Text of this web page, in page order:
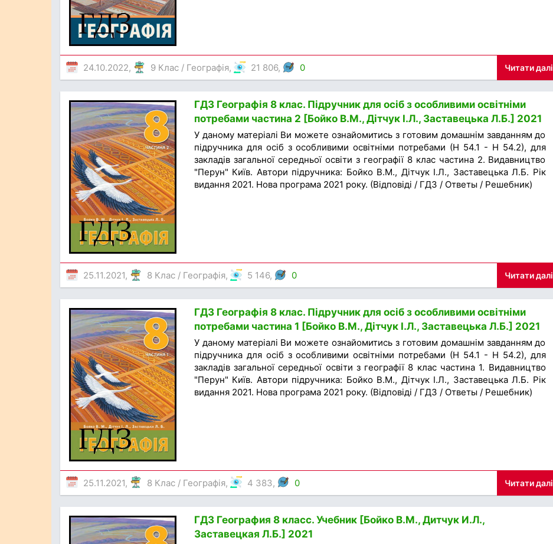
24.10.2022, 9 Клас / Географія, 21 806, 0 Читати далі
ГДЗ Географія 8 клас. Підручник для осіб з особливими освітніми
потребами частина 2 [Бойко В.М., Дітчук І.Л., Заставецька Л.Б.] 2021
У даному матеріалі Ви можете ознайомитись з готовим домашнім завданням до
підручника для осіб з особливими освітніми потребами (Н 54.1 - Н 54.2), для
закладів загальної середньої освіти з географії 8 клас частина 2. Видавництво
"Перун" Київ. Автори підручника: Бойко В.М., Дітчук І.Л., Заставецька Л.Б. Рік
видання 2021. Нова програма 2021 року. (Відповіді / ГДЗ / Ответы / Решебник)
25.11.2021, 8 Клас / Географія, 5 146, 0 Читати далі
ГДЗ Географія 8 клас. Підручник для осіб з особливими освітніми
потребами частина 1 [Бойко В.М., Дітчук І.Л., Заставецька Л.Б.] 2021
У даному матеріалі Ви можете ознайомитись з готовим домашнім завданням до
підручника для осіб з особливими освітніми потребами (Н 54.1 - Н 54.2), для
закладів загальної середньої освіти з географії 8 клас частина 1. Видавництво
"Перун" Київ. Автори підручника: Бойко В.М., Дітчук І.Л., Заставецька Л.Б. Рік
видання 2021. Нова програма 2021 року. (Відповіді / ГДЗ / Ответы / Решебник)
25.11.2021, 8 Клас / Географія, 4 383, 0 Читати далі
ГДЗ География 8 класс. Учебник [Бойко В.М., Дитчук И.Л.,
Заставецкая Л.Б.] 2021